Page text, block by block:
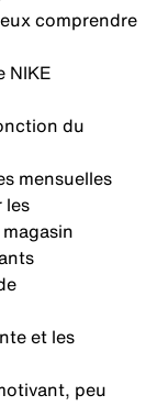
comprendre
NIKE
du
mensuelles
les
et les
peu